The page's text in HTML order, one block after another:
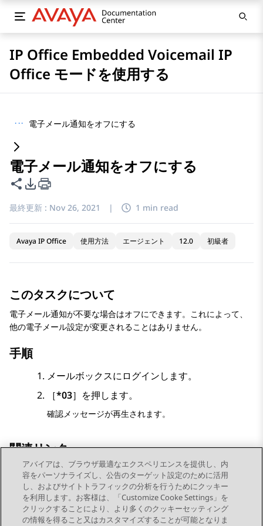
IP Office Embedded Voicemail IP
Office モードを使用する
··· 電子メール通知をオフにする
電子メール通知をオフにする
このページを共有
PDFエクスポートオプション
最終更新 : Nov 26, 2021 | 1 min read
Avaya IP Office 使用方法 エージェント 12.0 初級者
このタスクについて
電子メール通知が不要な場合はオフにできます。これによって、
他の電子メール設定が変更されることはありません。
手順
メールボックスにログインします。
［*03］を押します。
確認メッセージが再生されます。
関連リンク
ボイスメール電子メール
アバイアは、ブラウザ最適なエクスペリエンスを提供し、内
容をパーソナライズし、公告のターゲット設定のために活用
し、およびサイトトラフィックの分析を行うためにクッキー
を利用します。お客様は、「Customize Cooke Settings」を
クリックすることにより、より多くのクッキーセッティング
の情報を得ること又はカスタマイズすることが可能となりま